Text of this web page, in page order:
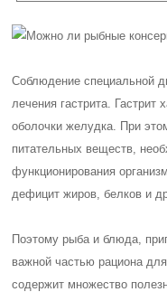
Соблюдение специальной
лечения гастрита. Гастрит
оболочки желудка. При
питательных веществ,
функционирования
дефицит жиров, белков и
Поэтому рыба и блюда,
важной частью рациона
содержит множество